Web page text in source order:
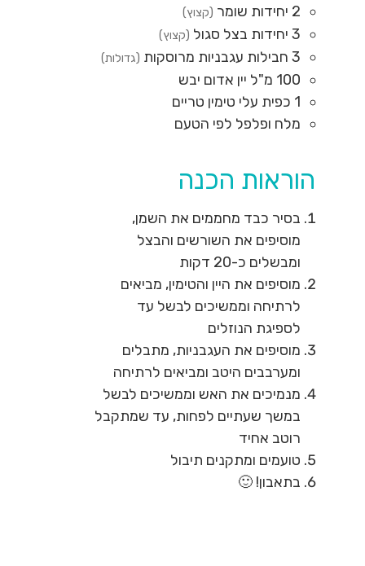
2 יחידות שומר (קצוץ)
3 יחידות בצל סגול (קצוץ)
3 חבילות עגבניות מרוסקות (גדולות)
100 מ"ל יין אדום יבש
1 כפית עלי טימין טריים
מלח ופלפל לפי הטעם
הוראות הכנה
בסיר כבד מחממים את השמן,
מוסיפים את השורשים והבצל
ומבשלים כ-20 דקות
מוסיפים את היין והטימין, מביאים
לרתיחה וממשיכים לבשל עד
לספיגת הנוזלים
מוסיפים את העגבניות, מתבלים
ומערבבים היטב ומביאים לרתיחה
מנמיכים את האש וממשיכים לבשל
במשך שעתיים לפחות, עד שמתקבל
רוטב אחיד
טועמים ומתקנים תיבול
בתאבון! 🙂